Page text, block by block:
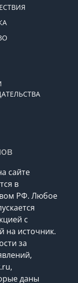
сайте
в
РФ. Любое
с
на источник.
за
даны